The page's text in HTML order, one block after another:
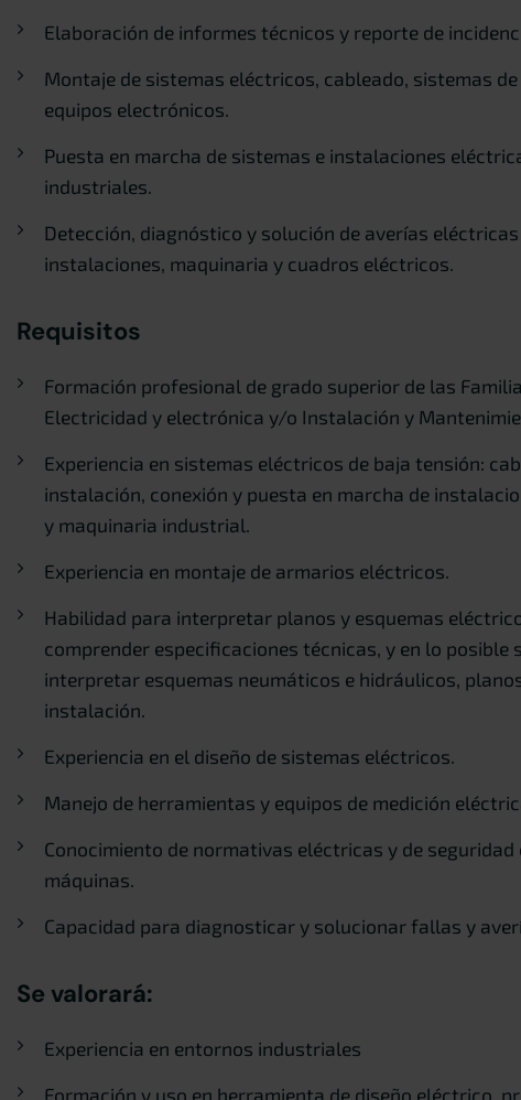
Elaboración de informes técnicos y reporte de
Montaje de sistemas eléctricos, cableado, sistemas
equipos electrónicos.
Puesta en marcha de sistemas e instalaciones
industriales.
Detección, diagnóstico y solución de averías eléctricas
instalaciones, maquinaria y cuadros eléctricos.
Requisitos
Formación profesional de grado superior de las
Electricidad y electrónica y/o Instalación y
Experiencia en sistemas eléctricos de baja tensión:
instalación, conexión y puesta en marcha de
y maquinaria industrial.
Experiencia en montaje de armarios eléctricos.
Habilidad para interpretar planos y esquemas
comprender especificaciones técnicas, y en lo posible
interpretar esquemas neumáticos e hidráulicos,
instalación.
Experiencia en el diseño de sistemas eléctricos.
Manejo de herramientas y equipos de medición
Conocimiento de normativas eléctricas y de seguridad
máquinas.
Capacidad para diagnosticar y solucionar fallas y
Se valorará:
Experiencia en entornos industriales
Formación y uso en herramienta de diseño eléctrico,